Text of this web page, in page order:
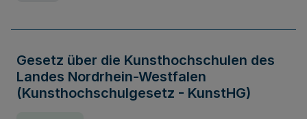
Gesetz über die Kunsthochschulen des
Landes Nordrhein-Westfalen
(Kunsthochschulgesetz - KunstHG)